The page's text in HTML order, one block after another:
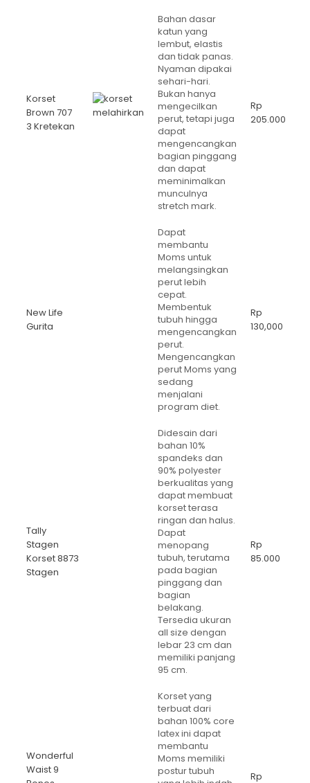
Korset
Brown 707
3 Kretekan
Bahan dasar
katun yang
lembut, elastis
dan tidak panas.
Nyaman dipakai
sehari-hari.
Bukan hanya
mengecilkan
perut, tetapi juga
dapat
mengencangkan
bagian pinggang
dan dapat
meminimalkan
munculnya
stretch mark.
Rp
205.000
New Life
Gurita
Dapat
membantu
Moms untuk
melangsingkan
perut lebih
cepat.
Membentuk
tubuh hingga
mengencangkan
perut.
Mengencangkan
perut Moms yang
sedang
menjalani
program diet.
Rp
130,000
Tally
Stagen
Korset 8873
Stagen
Didesain dari
bahan 10%
spandeks dan
90% polyester
berkualitas yang
dapat membuat
korset terasa
ringan dan halus.
Dapat
menopang
tubuh, terutama
pada bagian
pinggang dan
bagian
belakang.
Tersedia ukuran
all size dengan
lebar 23 cm dan
memiliki panjang
95 cm.
Rp
85.000
Wonderful
Waist 9
Korset yang
terbuat dari
bahan 100% core
latex ini dapat
membantu
Moms memiliki
postur tubuh
Rp